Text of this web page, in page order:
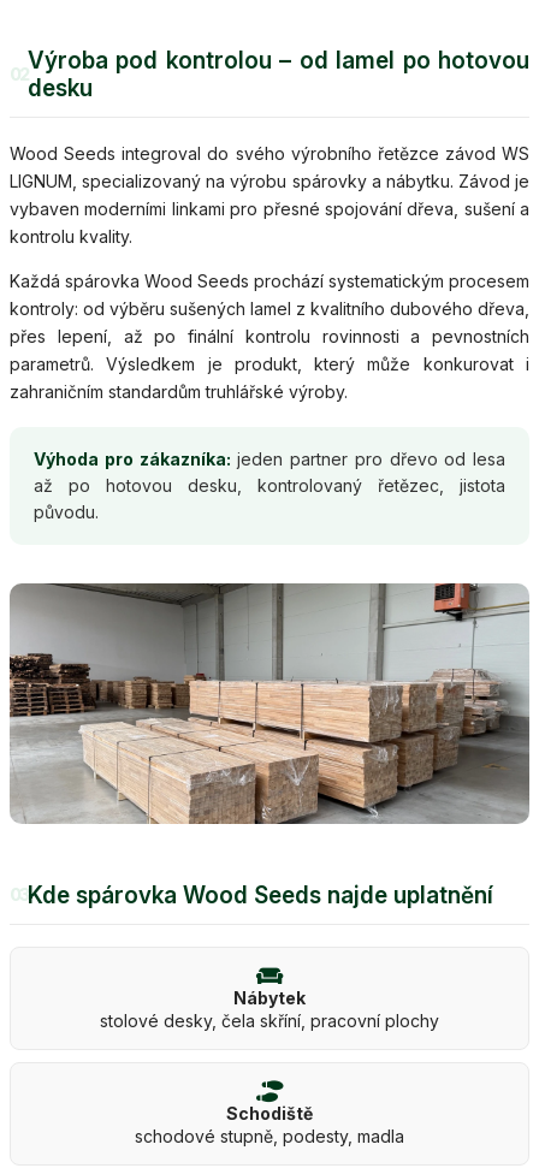
02Výroba pod kontrolou – od lamel po hotovou
desku
Wood Seeds integroval do svého výrobního řetězce závod WS
LIGNUM, specializovaný na výrobu spárovky a nábytku. Závod je
vybaven moderními linkami pro přesné spojování dřeva, sušení a
kontrolu kvality.
Každá spárovka Wood Seeds prochází systematickým procesem
kontroly: od výběru sušených lamel z kvalitního dubového dřeva,
přes lepení, až po finální kontrolu rovinnosti a pevnostních
parametrů. Výsledkem je produkt, který může konkurovat i
zahraničním standardům truhlářské výroby.
Výhoda pro zákazníka: jeden partner pro dřevo od lesa
až po hotovou desku, kontrolovaný řetězec, jistota
původu.
03Kde spárovka Wood Seeds najde uplatnění
Nábytek
stolové desky, čela skříní, pracovní plochy
Schodiště
schodové stupně, podesty, madla